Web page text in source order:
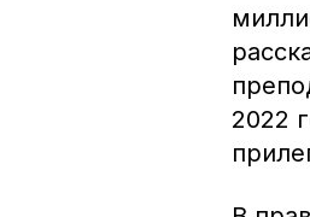
2022